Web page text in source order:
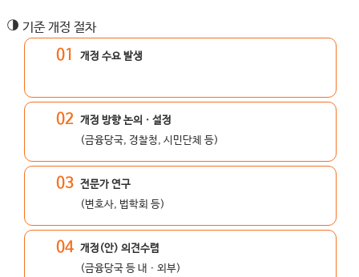
◑ 기준 개정 절차
01 개정 수요 발생
02 개정 방향 논의ㆍ설정
(금융당국, 경찰청, 시민단체 등)
03 전문가 연구
(변호사, 법학회 등)
04 개정(안) 의견수렴
(금융당국 등 내ㆍ외부)